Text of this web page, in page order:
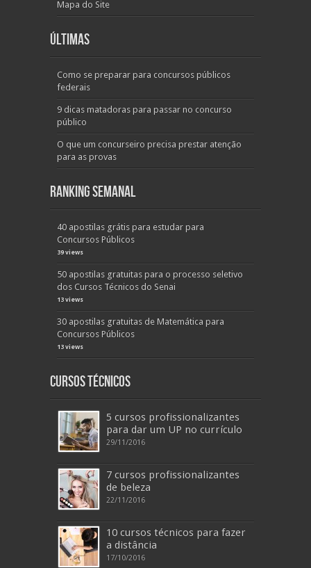
Mapa do Site
Últimas
Como se preparar para concursos públicos
federais
9 dicas matadoras para passar no concurso
público
O que um concurseiro precisa prestar atenção
para as provas
Ranking Semanal
40 apostilas grátis para estudar para
Concursos Públicos
39 views
50 apostilas gratuitas para o processo seletivo
dos Cursos Técnicos do Senai
13 views
30 apostilas gratuitas de Matemática para
Concursos Públicos
13 views
Cursos Técnicos
5 cursos profissionalizantes
para dar um UP no currículo
29/11/2016
7 cursos profissionalizantes
de beleza
22/11/2016
10 cursos técnicos para fazer
a distância
17/10/2016